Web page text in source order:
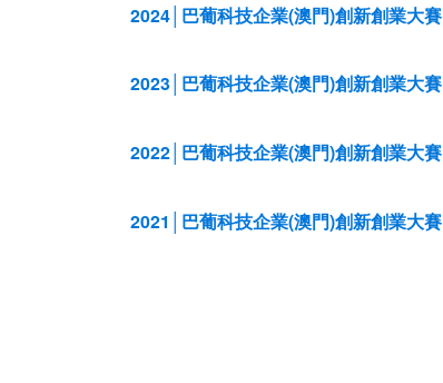
2024│巴葡科技企業(澳門)創新創業大賽
2023│巴葡科技企業(澳門)創新創業大賽
2022│巴葡科技企業(澳門)創新創業大賽
2021│巴葡科技企業(澳門)創新創業大賽